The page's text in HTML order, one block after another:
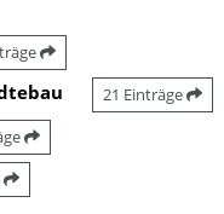
21 Einträge